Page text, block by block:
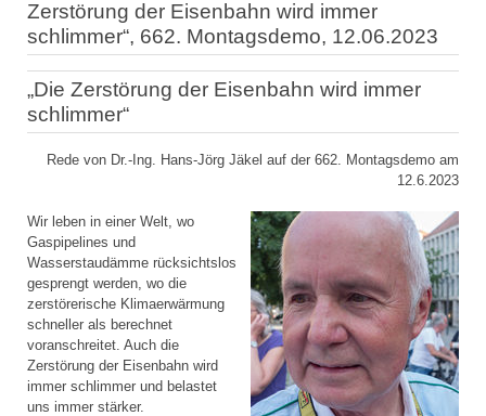
Zerstörung der Eisenbahn wird immer
schlimmer“, 662. Montagsdemo, 12.06.2023
„Die Zerstörung der Eisenbahn wird immer
schlimmer“
Rede von Dr.-Ing. Hans-Jörg Jäkel auf der 662. Montagsdemo am
12.6.2023
Wir leben in einer Welt, wo
Gaspipelines und
Wasserstaudämme rücksichtslos
gesprengt werden, wo die
zerstörerische Klimaerwärmung
schneller als berechnet
voranschreitet. Auch die
Zerstörung der Eisenbahn wird
immer schlimmer und belastet
uns immer stärker.